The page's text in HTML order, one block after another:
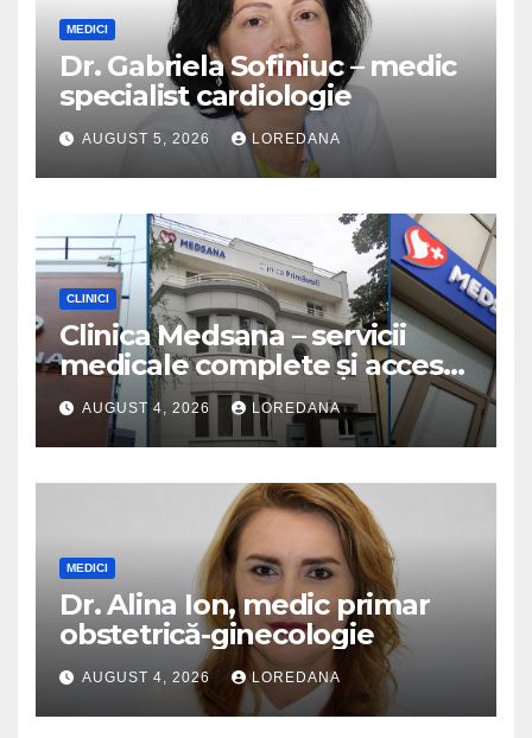
MEDICI
Dr. Gabriela Sofiniuc – medic
specialist cardiologie
AUGUST 5, 2026 LOREDANA
CLINICI
Clinica Medsana – servicii
medicale complete și acces
la specialiști cu experiență
AUGUST 4, 2026 LOREDANA
MEDICI
Dr. Alina Ion, medic primar
obstetrică-ginecologie
AUGUST 4, 2026 LOREDANA